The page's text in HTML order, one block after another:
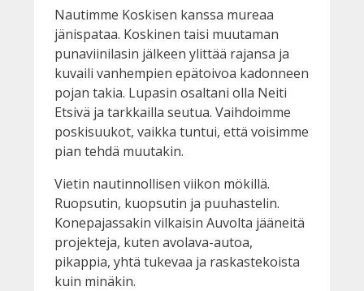
Nautimme Koskisen kanssa mureaa
jänispataa. Koskinen taisi muutaman
punaviinilasin jälkeen ylittää rajansa ja
kuvaili vanhempien epätoivoa kadonneen
pojan takia. Lupasin osaltani olla Neiti
Etsivä ja tarkkailla seutua. Vaihdoimme
poskisuukot, vaikka tuntui, että voisimme
pian tehdä muutakin.
Vietin nautinnollisen viikon mökillä.
Ruopsutin, kuopsutin ja puuhastelin.
Konepajassakin vilkaisin Auvolta jääneitä
projekteja, kuten avolava-autoa,
pikappia, yhtä tukevaa ja raskastekoista
kuin minäkin.